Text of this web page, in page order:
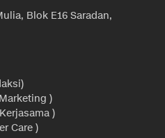
Blok E16 Saradan,
)
)
Care )